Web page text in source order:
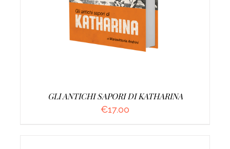
GLI ANTICHI SAPORI DI KATHARINA
€17.00